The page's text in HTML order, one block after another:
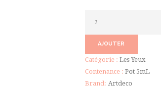
One
Eye
AJOUTER
Catégorie : Les Yeux
Contenance : Pot 5mL
Brand: Artdeco